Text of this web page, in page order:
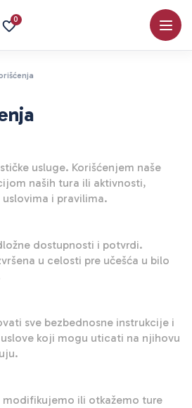
0
usluge. Korišćenjem naše
naših tura ili aktivnosti,
uslovima i pravilima.
dostupnosti i potvrdi.
u celosti pre učešća u bilo
sve bezbednosne instrukcije i
koji mogu uticati na njihovu
modifikujemo ili otkažemo ture